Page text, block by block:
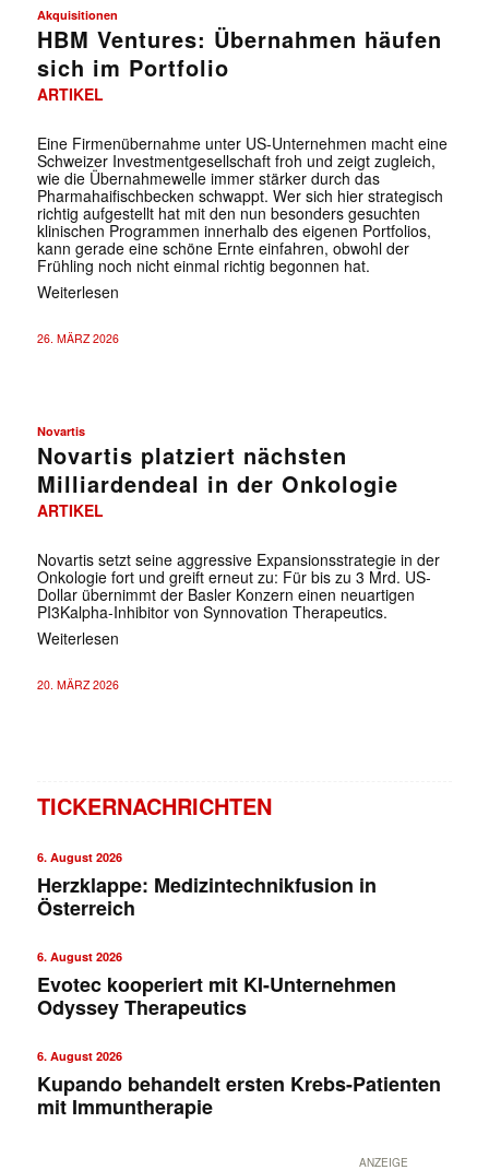
Akquisitionen
HBM Ventures: Übernahmen häufen
sich im Portfolio
ARTIKEL
Eine Firmenübernahme unter US-Unternehmen macht eine
Schweizer Investmentgesellschaft froh und zeigt zugleich,
wie die Übernahmewelle immer stärker durch das
Pharmahaifischbecken schwappt. Wer sich hier strategisch
richtig aufgestellt hat mit den nun besonders gesuchten
klinischen Programmen innerhalb des eigenen Portfolios,
kann gerade eine schöne Ernte einfahren, obwohl der
Frühling noch nicht einmal richtig begonnen hat.
Weiterlesen
26. MÄRZ 2026
Novartis
Novartis platziert nächsten
Milliardendeal in der Onkologie
ARTIKEL
Novartis setzt seine aggressive Expansionsstrategie in der
Onkologie fort und greift erneut zu: Für bis zu 3 Mrd. US-
Dollar übernimmt der Basler Konzern einen neuartigen
PI3Kalpha-Inhibitor von Synnovation Therapeutics.
Weiterlesen
20. MÄRZ 2026
TICKERNACHRICHTEN
6. August 2026
Herzklappe: Medizintechnikfusion in
Österreich
6. August 2026
Evotec kooperiert mit KI-Unternehmen
Odyssey Therapeutics
6. August 2026
Kupando behandelt ersten Krebs-Patienten
mit Immuntherapie
ANZEIGE